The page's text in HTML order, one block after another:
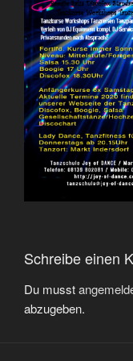
Schreibe einen
Du musst
abzugeben.